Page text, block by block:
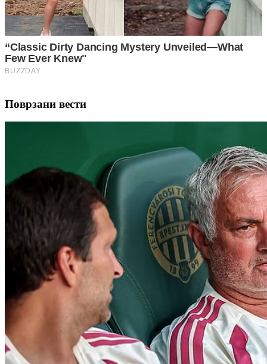
Поврзани вести